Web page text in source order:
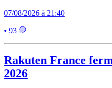
07/08/2026 à 21:40
• 93
Rakuten France
2026